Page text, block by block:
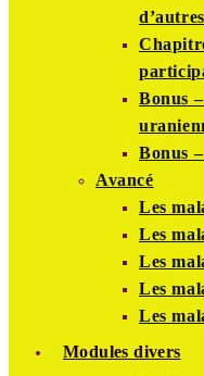
Bonus
Bonus
Avancé
Les
Les
Les
Les
Les
Modules divers